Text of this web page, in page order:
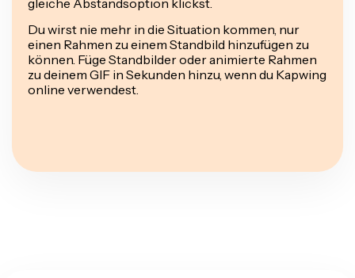
Du wirst nie mehr in die Situation kommen, nur
einen Rahmen zu einem Standbild hinzufügen zu
können. Füge Standbilder oder animierte Rahmen
zu deinem GIF in Sekunden hinzu, wenn du Kapwing
online verwendest.